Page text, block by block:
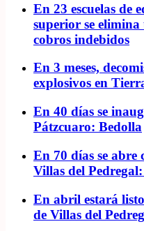
En 23 escuelas de
superior se
cobros indebidos
En 3 meses,
explosivos en
En 40 días se
Pátzcuaro: Bedolla
En 70 días se abre
Villas del
En abril estará
de Villas del